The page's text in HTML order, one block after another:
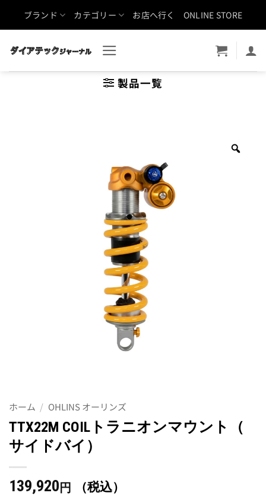
ブランド カテゴリー お店へ行く ONLINE STORE
製品一覧
ホーム / OHLINS オーリンズ
TTX22M COILトラニオンマウント（
サイドバイ）
139,920 円 （税込）